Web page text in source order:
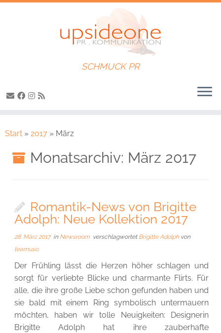
Inhalt
SCHMUCK PR
Start » 2017 » März
Monatsarchiv: März 2017
Romantik-News von Brigitte
Adolph: Neue Kollektion 2017
28. März 2017in Newsroom verschlagwortet Brigitte Adolph von
teamuso
Der Frühling lässt die Herzen höher schlagen und
sorgt für verliebte Blicke und charmante Flirts. Für
alle, die ihre große Liebe schon gefunden haben und
sie bald mit einem Ring symbolisch untermauern
möchten, haben wir tolle Neuigkeiten: Designerin
Brigitte Adolph hat ihre zauberhafte